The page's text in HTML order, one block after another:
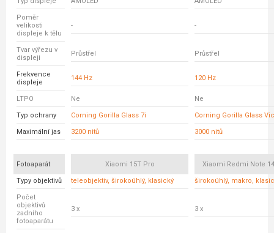
Poměr
velikosti
displeje k tělu
- -
Tvar výřezu v
displeji
Průstřel Průstřel
Frekvence
displeje
144 Hz 120 Hz
LTPO Ne Ne
Typ ochrany Corning Gorilla Glass 7i Corning Gorilla Glass
Maximální jas 3200 nitů 3000 nitů
Fotoaparát Xiaomi 15T Pro Xiaomi Redmi Note
Typy objektivů teleobjektiv, širokoúhlý, klasický širokoúhlý, makro,
Počet
objektivů
zadního
fotoaparátu
3 x 3 x